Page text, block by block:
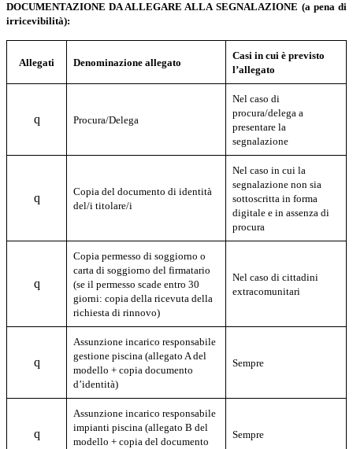
DOCUMENTAZIONE DA ALLEGARE ALLA SEGNALAZIONE (a pena di
irricevibilità):
Allegati Denominazione allegato
Casi in cui è previsto
l’allegato
q Procura/Delega
Nel caso di
procura/delega a
presentare la
segnalazione
q
Copia del documento di identità
del/i titolare/i
Nel caso in cui la
segnalazione non sia
sottoscritta in forma
digitale e in assenza di
procura
q
Copia permesso di soggiorno o
carta di soggiorno del firmatario
(se il permesso scade entro 30
giorni: copia della ricevuta della
richiesta di rinnovo)
Nel caso di cittadini
extracomunitari
q
Assunzione incarico responsabile
gestione piscina (allegato A del
modello + copia documento
d’identità)
Sempre
q
Assunzione incarico responsabile
impianti piscina (allegato B del
modello + copia del documento
Sempre